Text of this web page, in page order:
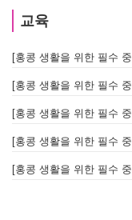
교육
[홍콩 생활을 위한 필수
[홍콩 생활을 위한 필수
[홍콩 생활을 위한 필수
[홍콩 생활을 위한 필수
[홍콩 생활을 위한 필수